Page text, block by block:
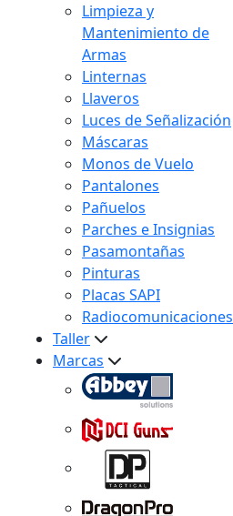
Limpieza y
Mantenimiento de
Armas
Linternas
Llaveros
Luces de Señalización
Máscaras
Monos de Vuelo
Pantalones
Pañuelos
Parches e Insignias
Pasamontañas
Pinturas
Placas SAPI
Radiocomunicaciones
Taller
Marcas